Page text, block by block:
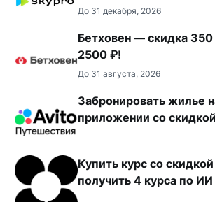
До 31 декабря, 2026
Бетховен — скидка 350
2500 ₽!
До 31 августа, 2026
Забронировать жилье
приложении со
Купить курс со
получить 4 курса по